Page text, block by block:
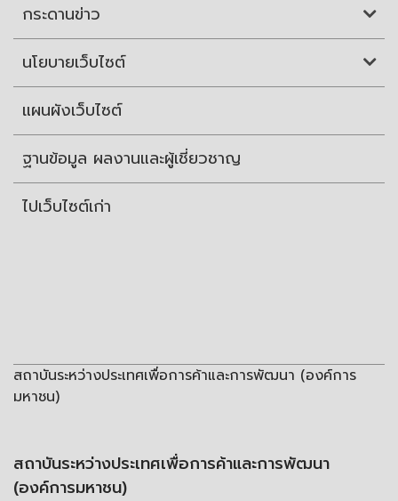
กระดานข่าว
นโยบายเว็บไซต์
แผนผังเว็บไซต์
ฐานข้อมูล ผลงานและผู้เชี่ยวชาญ
ไปเว็บไซต์เก่า
สถาบันระหว่างประเทศเพื่อการค้าและการพัฒนา (องค์การ
มหาชน)
สถาบันระหว่างประเทศเพื่อการค้าและการพัฒนา
(องค์การมหาชน)